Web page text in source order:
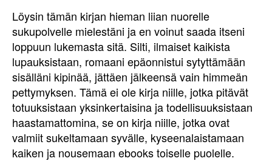
Löysin tämän kirjan hieman liian nuorelle
sukupolvelle mielestäni ja en voinut saada itseni
loppuun lukemasta sitä. Silti, ilmaiset kaikista
lupauksistaan, romaani epäonnistui sytyttämään
sisälläni kipinää, jättäen jälkeensä vain himmeän
pettymyksen. Tämä ei ole kirja niille, jotka pitävät
totuuksistaan yksinkertaisina ja todellisuuksistaan
haastamattomina, se on kirja niille, jotka ovat
valmiit sukeltamaan syvälle, kyseenalaistamaan
kaiken ja nousemaan ebooks toiselle puolelle.